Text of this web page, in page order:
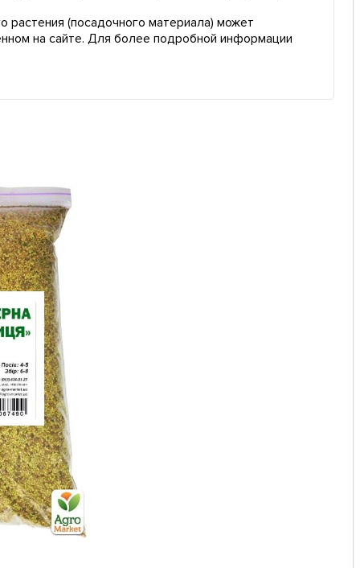
растения (посадочного материала) может
на сайте. Для более подробной информации